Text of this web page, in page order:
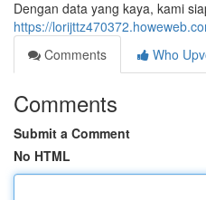
Dengan data yang kaya, kami
https://
Comments
Who
Comments
Submit a Comment
No HTML